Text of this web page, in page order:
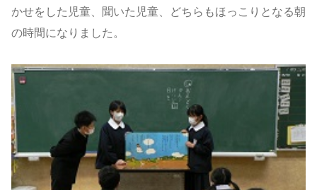
かせをした児童、聞いた児童、どちらもほっこりとなる朝
の時間になりました。